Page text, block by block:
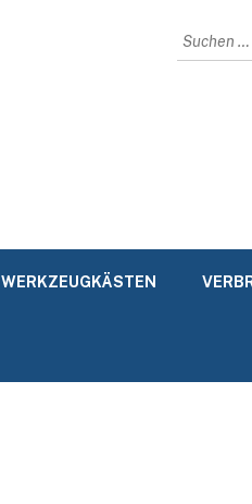
Suchen
nach:
WERKZEUGKÄSTEN